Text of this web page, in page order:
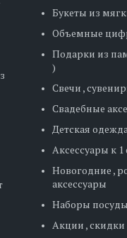
Букеты из
Объемные
Подарки из
)
Свечи ,
Свадебные
Детская
Аксессуары к
Новогодние ,
аксессуары
Наборы
Акции , скидки